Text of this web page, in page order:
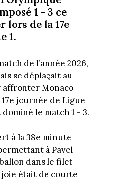
1 - 3 ce
lors de la 17e
1.
de l’année 2026,
se déplaçait au
affronter Monaco
journée de Ligue
le match 1 - 3.
à la 38e minute
à Pavel
dans le filet
joie était de courte